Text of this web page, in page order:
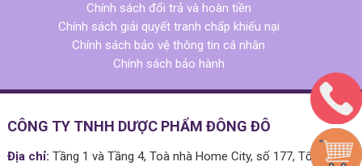
Chính sách đổi trả và hoàn tiền
Chính sách giải quyết tranh chấp khiếu nại
Chính sách bảo vệ thông tin cá nhân
Chính sách bảo hành
CÔNG TY TNHH DƯỢC PHẨM ĐÔNG ĐÔ
Địa chỉ: Tầng 1 và Tầng 4, Toà nhà Home City, số 177, Tổ 51 Phố